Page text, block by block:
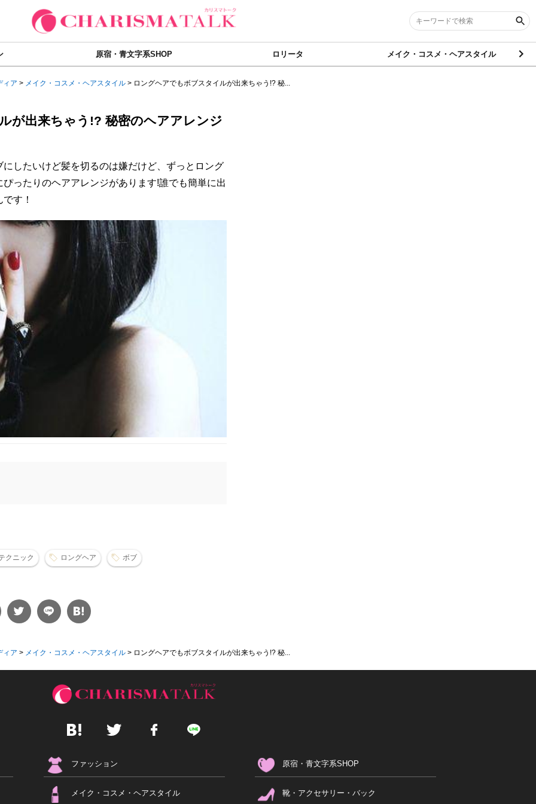
原宿・青文字系SHOP ロリータ メイク・コスメ・ヘアスタイル
ィア > メイク・コスメ・ヘアスタイル > ロングヘアでもボブスタイルが出来ちゃう!? 秘...
が出来ちゃう!? 秘密のヘアアレンジ
したいけど髪を切るのは嫌だけど、ずっとロング
ったりのヘアアレンジがあります!誰でも簡単に出
す！
クニック ロングヘア ボブ
ィア > メイク・コスメ・ヘアスタイル > ロングヘアでもボブスタイルが出来ちゃう!? 秘...
ファッション 原宿・青文字系SHOP
メイク・コスメ・ヘアスタイル 靴・アクセサリー・バック